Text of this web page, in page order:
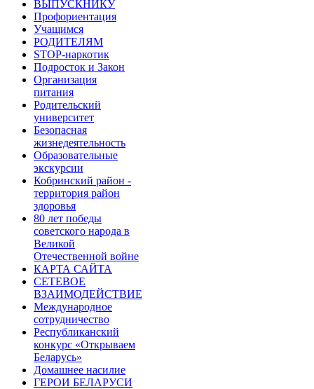
ВЫПУСКНИКУ
Профориентация
Учащимся
РОДИТЕЛЯМ
STOP-наркотик
Подросток и Закон
Организация
питания
Родительский
университет
Безопасная
жизнедеятельность
Образовательные
экскурсии
Кобринский район -
территория район
здоровья
80 лет победы
советского народа в
Великой
Отечественной войне
КАРТА САЙТА
СЕТЕВОЕ
ВЗАИМОДЕЙСТВИЕ
Международное
сотрудничество
Республиканский
конкурс «Открываем
Беларусь»
Домашнее насилие
ГЕРОИ БЕЛАРУСИ